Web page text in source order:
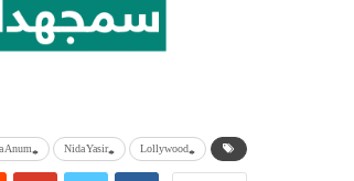
#Nida Yasir